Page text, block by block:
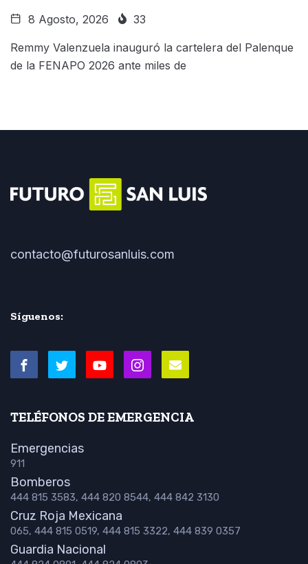
8 Agosto, 2026 33
Remmy Valenzuela inauguró la cartelera del Palenque
de la FENAPO 2026 ante miles de
contacto@futurosanluis.com
Síguenos:
TELÉFONOS DE EMERGENCIA
Emergencias
911
Bomberos
444 815 3583, 444 820 8544, 444 842 3130
Cruz Roja Mexicana
065, 444 815 0519, 444 815 3322, 444 839 0357
Guardia Nacional